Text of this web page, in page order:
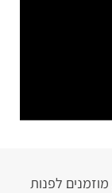
מוזמנים לפנות